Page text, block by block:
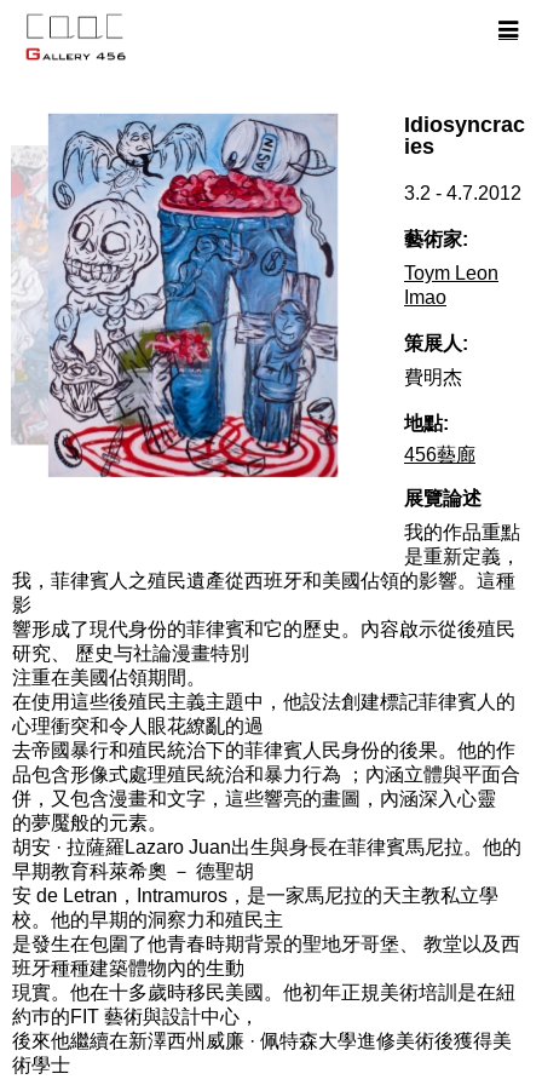
Idiosyncrac
ies
3.2 - 4.7.2012
藝術家:
Toym Leon
Imao
策展人:
費明杰
地點:
456藝廊
展覽論述
我的作品重點
是重新定義，
我，菲律賓人之殖民遺產從西班牙和美國佔領的影響。這種
影
響形成了現代身份的菲律賓和它的歷史。內容啟示從後殖民
研究、 歷史与社論漫畫特別
注重在美國佔領期間。
在使用這些後殖民主義主題中，他設法創建標記菲律賓人的
心理衝突和令人眼花繚亂的過
去帝國暴行和殖民統治下的菲律賓人民身份的後果。他的作
品包含形像式處理殖民統治和暴力行為 ；內涵立體與平面合
併，又包含漫畫和文字，這些響亮的畫圖，內涵深入心靈
的夢魘般的元素。
胡安 · 拉薩羅Lazaro Juan出生與身長在菲律賓馬尼拉。他的
早期教育科萊希奧 － 德聖胡
安 de Letran，Intramuros，是一家馬尼拉的天主教私立學
校。他的早期的洞察力和殖民主
是發生在包圍了他青春時期背景的聖地牙哥堡、 教堂以及西
班牙種種建築體物內的生動
現實。他在十多歲時移民美國。他初年正規美術培訓是在紐
約巿的FIT 藝術與設計中心，
後來他繼續在新澤西州威廉 · 佩特森大學進修美術後獲得美
術學士